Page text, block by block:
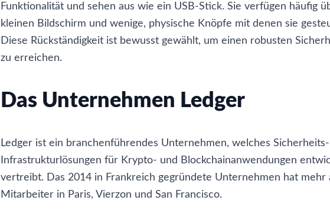
Funktionalität und sehen aus wie ein USB-Stick. Sie verfügen häufig
kleinen Bildschirm und wenige, physische Knöpfe mit denen sie
Diese Rückständigkeit ist bewusst gewählt, um einen robusten
zu erreichen.
Das Unternehmen Ledger
Ledger ist ein branchenführendes Unternehmen, welches
Infrastrukturlösungen für Krypto- und Blockchainanwendungen
vertreibt. Das 2014 in Frankreich gegründete Unternehmen hat mehr
Mitarbeiter in Paris, Vierzon und San Francisco.